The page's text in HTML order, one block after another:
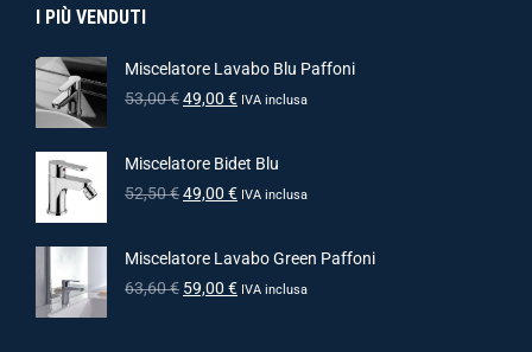
I PIÙ VENDUTI
Miscelatore Lavabo Blu Paffoni
53,00€49,00 € IVA inclusa
Miscelatore Bidet Blu
52,50€49,00 € IVA inclusa
Miscelatore Lavabo Green Paffoni
63,60€ 59,00 € IVA inclusa